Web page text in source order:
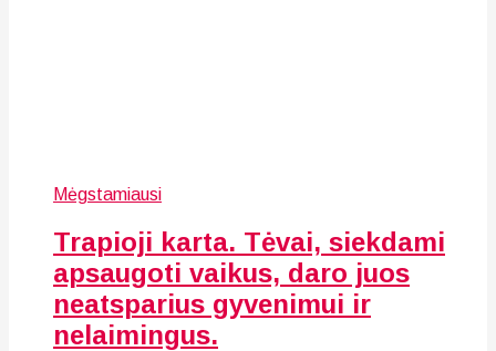
Mėgstamiausi
Trapioji karta. Tėvai, siekdami
apsaugoti vaikus, daro juos
neatsparius gyvenimui ir
nelaimingus.